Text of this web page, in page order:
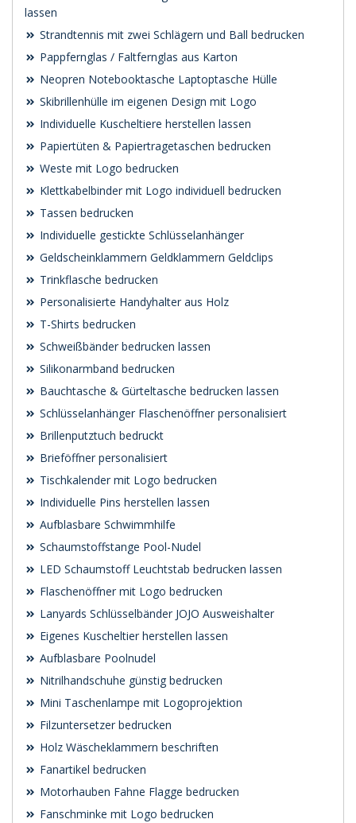
lassen
Strandtennis mit zwei Schlägern und Ball bedrucken
Pappfernglas / Faltfernglas aus Karton
Neopren Notebooktasche Laptoptasche Hülle
Skibrillenhülle im eigenen Design mit Logo
Individuelle Kuscheltiere herstellen lassen
Papiertüten & Papiertragetaschen bedrucken
Weste mit Logo bedrucken
Klettkabelbinder mit Logo individuell bedrucken
Tassen bedrucken
Individuelle gestickte Schlüsselanhänger
Geldscheinklammern Geldklammern Geldclips
Trinkflasche bedrucken
Personalisierte Handyhalter aus Holz
T-Shirts bedrucken
Schweißbänder bedrucken lassen
Silikonarmband bedrucken
Bauchtasche & Gürteltasche bedrucken lassen
Schlüsselanhänger Flaschenöffner personalisiert
Brillenputztuch bedruckt
Brieföffner personalisiert
Tischkalender mit Logo bedrucken
Individuelle Pins herstellen lassen
Aufblasbare Schwimmhilfe
Schaumstoffstange Pool-Nudel
LED Schaumstoff Leuchtstab bedrucken lassen
Flaschenöffner mit Logo bedrucken
Lanyards Schlüsselbänder JOJO Ausweishalter
Eigenes Kuscheltier herstellen lassen
Aufblasbare Poolnudel
Nitrilhandschuhe günstig bedrucken
Mini Taschenlampe mit Logoprojektion
Filzuntersetzer bedrucken
Holz Wäscheklammern beschriften
Fanartikel bedrucken
Motorhauben Fahne Flagge bedrucken
Fanschminke mit Logo bedrucken